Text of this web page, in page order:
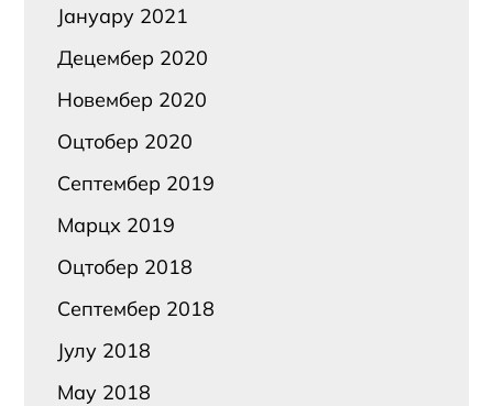
Јануарy 2021
Децембер 2020
Новембер 2020
Оцтобер 2020
Септембер 2019
Марцх 2019
Оцтобер 2018
Септембер 2018
Јулy 2018
Маy 2018